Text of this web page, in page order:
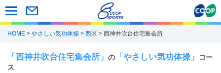
HOME > やさしい気功体操 > 西区 > 西神井吹台住宅集会所
「西神井吹台住宅集会所」 の 「やさしい気功体操」
コー
ス